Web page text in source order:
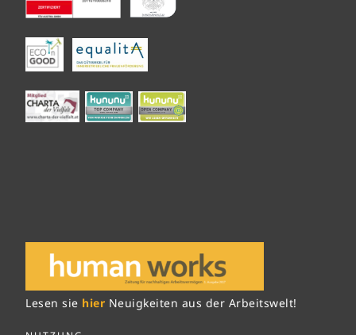
Lesen sie hier Neuigkeiten aus der Arbeitswelt!